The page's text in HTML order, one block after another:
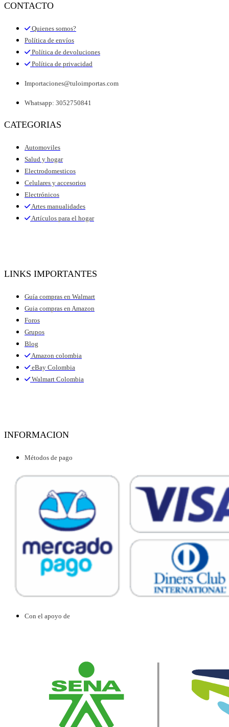
CONTACTO
Quienes somos?
Política de envíos
Política de devoluciones
Política de privacidad
Importaciones@tuloimportas.com
Whatsapp: 3052750841
CATEGORIAS
Automoviles
Salud y hogar
Electrodomesticos
Celulares y accesorios
Electrónicos
Artes manualidades
Artículos para el hogar
LINKS IMPORTANTES
Guía compras en Walmart
Guia compras en Amazon
Foros
Grupos
Blog
Amazon colombia
eBay Colombia
Walmart Colombia
INFORMACION
Métodos de pago
Con el apoyo de